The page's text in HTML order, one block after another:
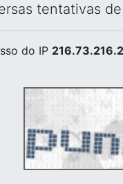
tentativas
do IP